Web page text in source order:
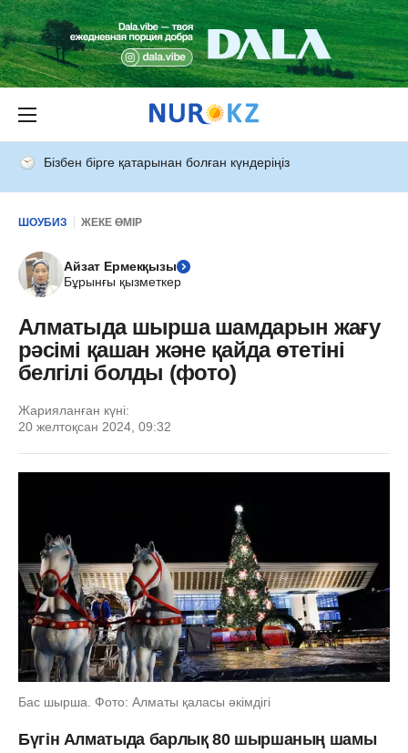
Бізбен бірге қатарынан болған күндеріңіз
ШОУБИЗ ЖЕКЕ ӨМІР
Айзат Ермекқызы
Бұрынғы қызметкер
Алматыда шырша шамдарын жағу
рәсімі қашан және қайда өтетіні
белгілі болды (фото)
Жарияланған күні:
20 желтоқсан 2024, 09:32
Бас шырша. Фото: Алматы қаласы әкімдігі
Бүгін Алматыда барлық 80 шыршаның шамы